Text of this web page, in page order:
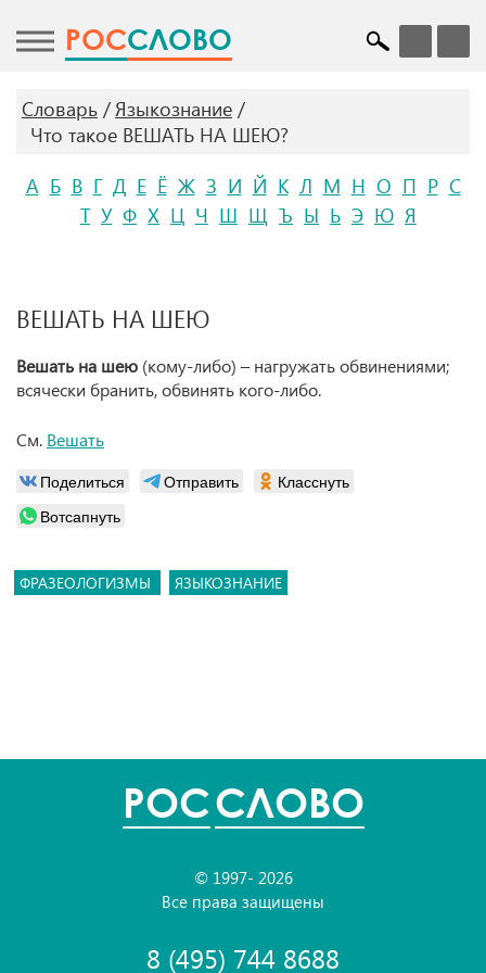
POCСЛОВО
Словарь
Языкознание
Что такое ВЕШАТЬ НА ШЕЮ?
А Б В Г Д Е Ё Ж З И Й К Л М Н О П Р С
Т У Ф Х Ц Ч Ш Щ Ъ Ы Ь Э Ю Я
ВЕШАТЬ НА ШЕЮ
Вешать на шею (кому-либо) – нагружать обвинениями;
всячески бранить, обвинять кого-либо.
См. Вешать
Поделиться Отправить
Класснуть
Вотсапнуть
ФРАЗЕОЛОГИЗМЫ ЯЗЫКОЗНАНИЕ
POCСЛОВО
© 1997- 2026
Все права защищены
8 (495) 744 8688